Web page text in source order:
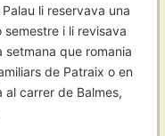
li reservava una
i li revisava
que romania
de Patraix o en
carrer de Balmes,